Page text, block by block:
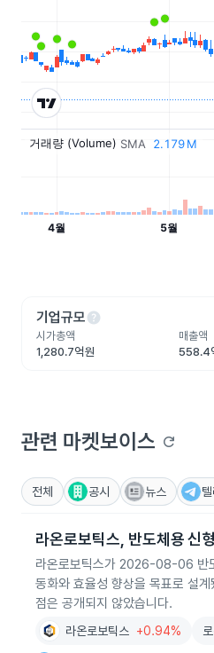
기업규모help
시가총액
1,280.7억원
매출액
558.4
관련 마켓보이스 refresh
전체 공시 뉴스
라온로보틱스, 반도체용 신
라온로보틱스가 2026-08-06 반
동화와 효율성 향상을 목표로 설
점은 공개되지 않았습니다.
라온로보틱스 +0.94%